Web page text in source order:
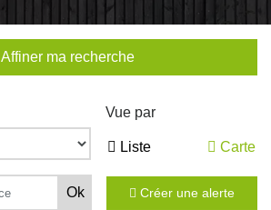
Affiner ma recherche
Vue par
Liste Carte
Créer une alerte